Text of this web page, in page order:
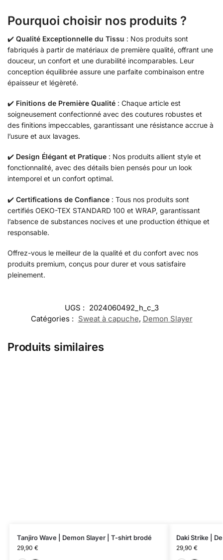
Pourquoi choisir nos produits ?
✔️ Qualité Exceptionnelle du Tissu : Nos produits sont
fabriqués à partir de matériaux de première qualité, offrant une
douceur, un confort et une durabilité incomparables. Leur
conception équilibrée assure une parfaite combinaison entre
épaisseur et légèreté.
✔️ Finitions de Première Qualité : Chaque article est
soigneusement confectionné avec des coutures robustes et
des finitions impeccables, garantissant une résistance accrue à
l’usure et aux lavages.
✔️ Design Élégant et Pratique : Nos produits allient style et
fonctionnalité, avec des détails bien pensés pour un look
intemporel et un confort optimal.
✔️ Certifications de Confiance : Tous nos produits sont
certifiés OEKO-TEX STANDARD 100 et WRAP, garantissant
l’absence de substances nocives et une production éthique et
responsable.
Offrez-vous le meilleur de la qualité et du confort avec nos
produits premium, conçus pour durer et vous satisfaire
pleinement.
UGS : 2024060492_h_c_3
Catégories : Sweat à capuche, Demon Slayer
Produits similaires
Tanjiro Wave | Demon Slayer | T-shirt brodé
29,90 €
Daki Strike |
29,90 €